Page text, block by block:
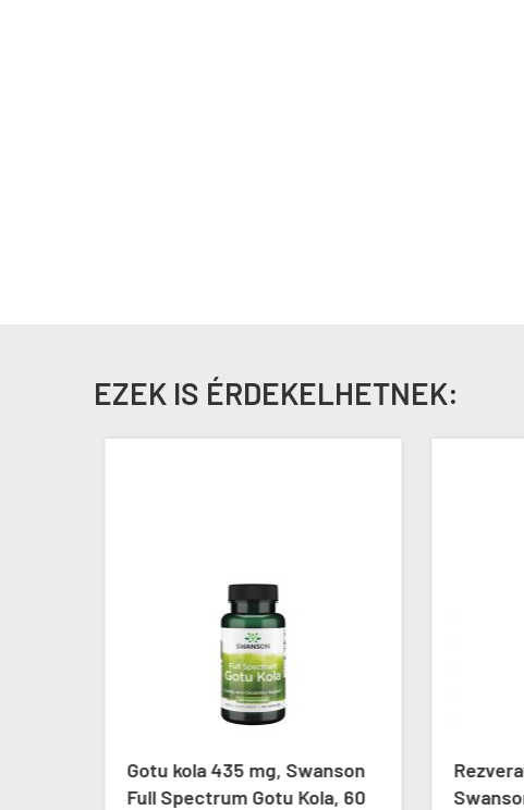
EZEK IS ÉRDEKELHETNEK:
Gotu kola 435 mg, Swanson
Full Spectrum Gotu Kola, 60